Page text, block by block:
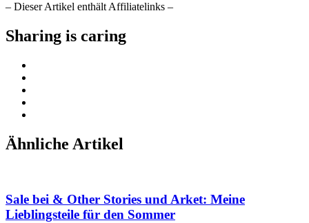
– Dieser Artikel enthält Affiliatelinks –
Sharing is caring
Ähnliche Artikel
Sale bei & Other Stories und Arket: Meine
Lieblingsteile für den Sommer